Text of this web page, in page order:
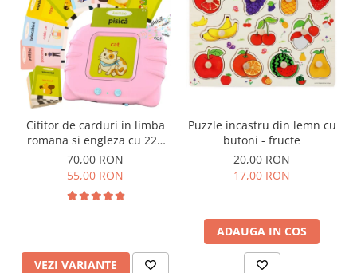
Cititor de carduri in limba
romana si engleza cu 224
de imagini si sunete,
incarcare USB
70,00 RON
55,00 RON
VEZI VARIANTE
Puzzle incastru din lemn cu
butoni - fructe
20,00 RON
17,00 RON
ADAUGA IN COS